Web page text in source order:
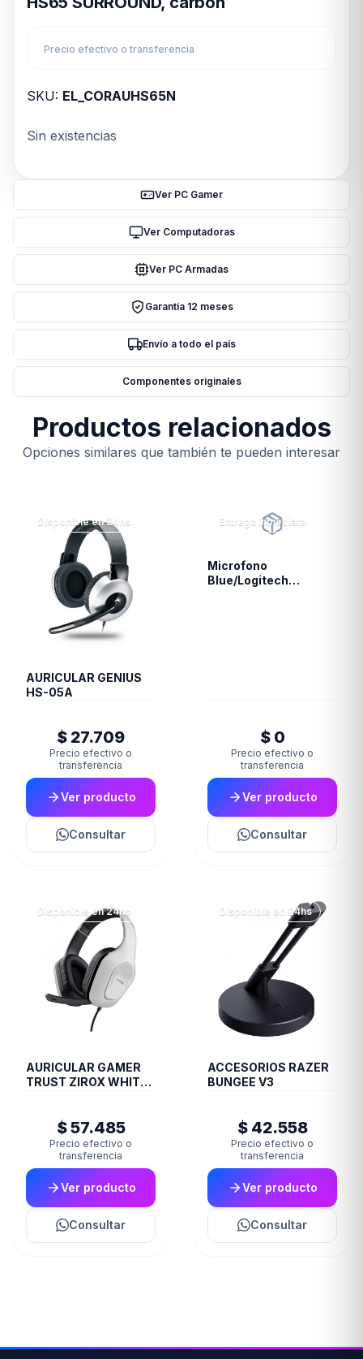
Precio efectivo o transferencia
SKU: EL_CORAUHS65N
Sin existencias
Ver PC Gamer
Ver Computadoras
Ver PC Armadas
Garantía 12 meses
Envío a todo el país
Componentes originales
Productos relacionados
Opciones similares que también te pueden interesar
Disponible en 24hs
AURICULAR GENIUS
HS-05A
$ 27.709
Precio efectivo o
transferencia
Ver producto
Consultar
Entrega inmediata
Microfono
Blue/Logitech
$ 0
Precio efectivo o
transferencia
Ver producto
Consultar
Disponible en 24hs
AURICULAR GAMER
TRUST ZIROX WHITE
$ 57.485
Precio efectivo o
transferencia
Ver producto
Consultar
Disponible en 24hs
ACCESORIOS RAZER
BUNGEE V3
$ 42.558
Precio efectivo o
transferencia
Ver producto
Consultar